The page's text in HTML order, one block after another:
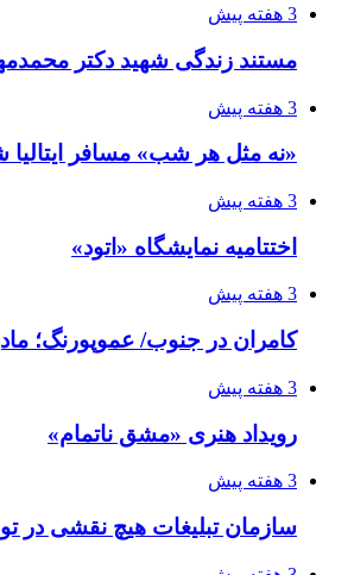
3 هفته پیش
مستند زندگی شهید دکتر
3 هفته پیش
«نه مثل هر شب» مسافر ایتالیا
3 هفته پیش
اختتامیه نمایشگاه «اتود»
3 هفته پیش
کامران در جنوب/ عموپورنگ؛
3 هفته پیش
رویداد هنری «مشق ناتمام»
3 هفته پیش
سازمان تبلیغات هیچ نقشی در